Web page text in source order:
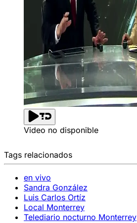
Video no disponible
Tags relacionados
en vivo
Sandra González
Luis Carlos Ortíz
Local Monterrey
Telediario nocturno Monterrey